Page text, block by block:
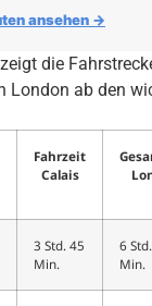
ansehen →
die
London ab den
Fahrzeit
Calais
3 Std. 45
Min.
6
Min.